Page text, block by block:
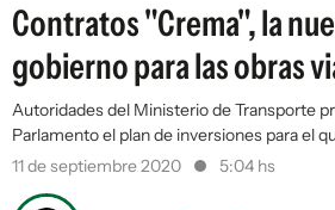
Contratos "Crema", la
gobierno para las obras
Autoridades del Ministerio de Transporte
Parlamento el plan de inversiones para el
11 de septiembre 2020
5:04 hs